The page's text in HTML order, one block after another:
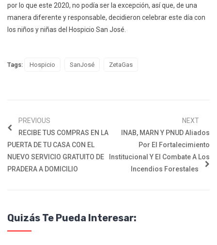
por lo que este 2020, no podía ser la excepción, así que, de una
manera diferente y responsable, decidieron celebrar este día con
los niños y niñas del Hospicio San José.
Tags: Hospicio SanJosé ZetaGas
PREVIOUS
RECIBE TUS COMPRAS EN LA
PUERTA DE TU CASA CON EL
NUEVO SERVICIO GRATUITO DE
PRADERA A DOMICILIO
NEXT
INAB, MARN Y PNUD Aliados
Por El Fortalecimiento
Institucional Y El Combate A Los
Incendios Forestales
Quizás Te Pueda Interesar: